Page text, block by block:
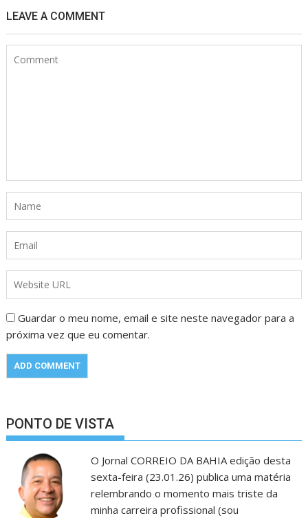
LEAVE A COMMENT
Guardar o meu nome, email e site neste navegador para a
próxima vez que eu comentar.
PONTO DE VISTA
O Jornal CORREIO DA BAHIA edição desta
sexta-feira (23.01.26) publica uma matéria
relembrando o momento mais triste da
minha carreira profissional (sou